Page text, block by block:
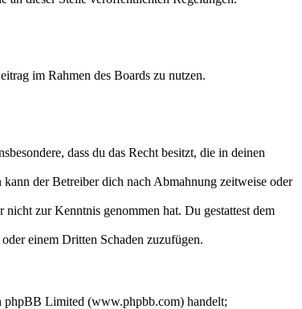
im Rahmen des Boards zu nutzen.
dass du das Recht besitzt, die in deinen
der Betreiber dich nach Abmahnung zeitweise oder
zur Kenntnis genommen hat. Du gestattest dem
einem Dritten Schaden zuzufügen.
phpBB Limited (www.phpbb.com) handelt;